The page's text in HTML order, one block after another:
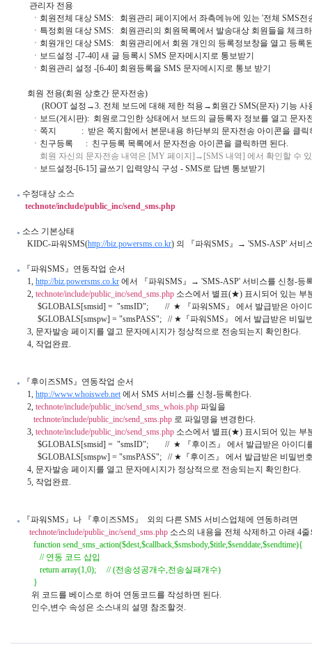
         관리자 전용
ㆍ회원전체 대상 SMS:   회원관리 페이지에서 좌측메뉴에 있는 '전체 SMS전
ㆍ특정회원 대상 SMS:   회원관리의 회원목록에서 발송대상 회원들을 체
ㆍ회원개인 대상 SMS:   회원관리에서 회원 개인의 등록정보창을 열고 등
          ㆍ보드설정 -[7-40] 새 글 등록시 SMS 문자메시지로 통보받기
          ㆍ회원관리 설정 -[6-40] 회원등록을 SMS 문자메시지로 통보 받기
        회원 전용(회원 상호간 문자전송)
(ROOT 설정→3. 전체 보드에 대해 제한 적용→회원간 SMS(문자) 기능
ㆍ보드(게시판):  회원로그인한 상태에서 보드의 글등록자 정보를 열고 문
ㆍ쪽지            :  받은 쪽지함에서 본문내용 하단부의 문자전송 아이콘을 클
          ㆍ친구등록      :  친구등록 목록에서 문자전송 아이콘을 클릭하면 된다.
회원 자신의 문자전송 내역은 [MY 페이지]→[SMS 내역] 에서 확인할 수
          ㆍ보드설정-[6-15] 글쓰기 입력양식 구성 - SMS로 답변 통보받기
수정대상 소스
technote/include/public_inc/send_sms.php
소스 기본상태
        KIDC-파워SMS(
http://biz.powersms.co.kr) 의 『파워SMS』→ 'SMS-ASP' 서비
『파워SMS』연동작업 순서
        1,
http://biz.powersms.co.kr 에서 『파워SMS』→ 'SMS-ASP' 서비스를 신청-등
        2,
technote/include/public_inc/send_sms.php 소스에서 별표(★) 표시되어 있는 부
$GLOBALS[smsid] =  "smsID";        //  ★ 『파워SMS』 에서 발급받은 아
$GLOBALS[smspw] = "smsPASS";   // ★『파워SMS』 에서 발급받은 비밀
        3, 문자발송 페이지를 열고 문자메시지가 정상적으로 전송되는지 확인한다.
        4, 작업완료.
『후이즈SMS』연동작업 순서
        1,
http://www.whoisweb.net 에서 SMS 서비스를 신청-등록한다.
        2,
technote/include/public_inc/send_sms_whois.php 파일을
technote/include/public_inc/send_sms.php 로 파일명을 변경한다.
        3,
technote/include/public_inc/send_sms.php 소스에서 별표(★) 표시되어 있는 부
$GLOBALS[smsid] =  "smsID";        //  ★ 『후이즈』 에서 발급받은 아이
$GLOBALS[smspw] = "smsPASS";   // ★『후이즈』 에서 발급받은 비밀번
        4, 문자발송 페이지를 열고 문자메시지가 정상적으로 전송되는지 확인한다.
        5, 작업완료.
『파워SMS』나 『후이즈SMS』  외의 다른 SMS 서비스업체에 연동하려면
technote/include/public_inc/send_sms.php 소스의 내용을 전체 삭제하고 아래 4
           function send_sms_action($dest,$callback,$smsbody,$title,$senddate,$sendtime){
              // 연동 코드 삽입
              return array(1,0);     // (전송성공개수,전송실패개수)
           }
위 코드를 베이스로 하여 연동코드를 작성하면 된다.
          인수,변수 속성은 소스내의 설명 참조할것.